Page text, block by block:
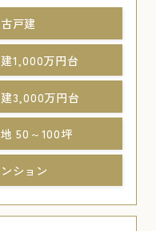
戸建
1,000万円台
3,000万円台
50～100坪
ション